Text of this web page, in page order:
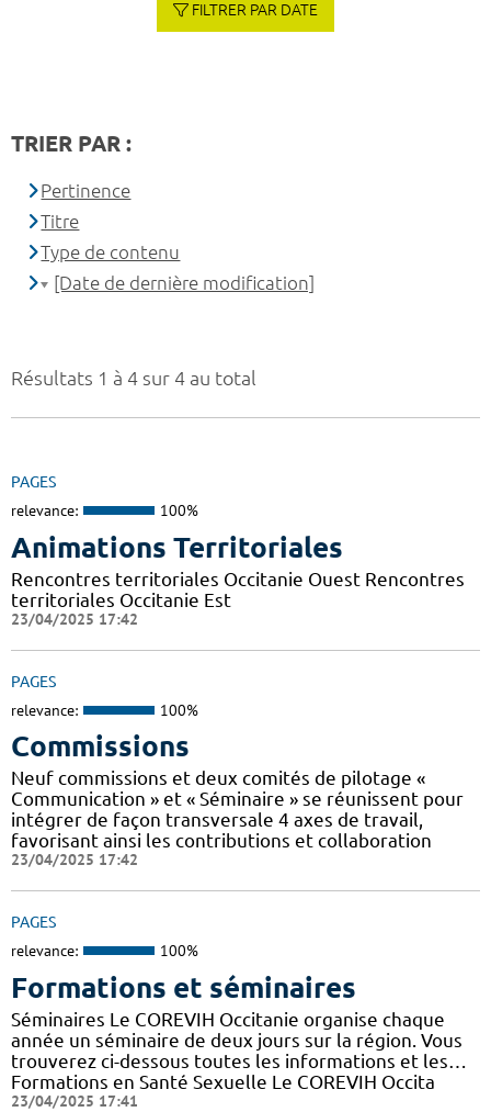
Résultats 1 à 4 sur 4 au total
PAGES
relevance: 100%
Animations Territoriales
Rencontres territoriales Occitanie Ouest Rencontres
territoriales Occitanie Est
23/04/2025 17:42
PAGES
relevance: 100%
Commissions
Neuf commissions et deux comités de pilotage «
Communication » et « Séminaire » se réunissent pour
intégrer de façon transversale 4 axes de travail,
favorisant ainsi les contributions et collaboration
23/04/2025 17:42
PAGES
relevance: 100%
Formations et séminaires
Séminaires Le COREVIH Occitanie organise chaque
année un séminaire de deux jours sur la région. Vous
trouverez ci-dessous toutes les informations et les…
Formations en Santé Sexuelle Le COREVIH Occita
23/04/2025 17:41
FILTRER PAR DATE
TRIER PAR :
Pertinence
Titre
Type de contenu
[Date de dernière modification]